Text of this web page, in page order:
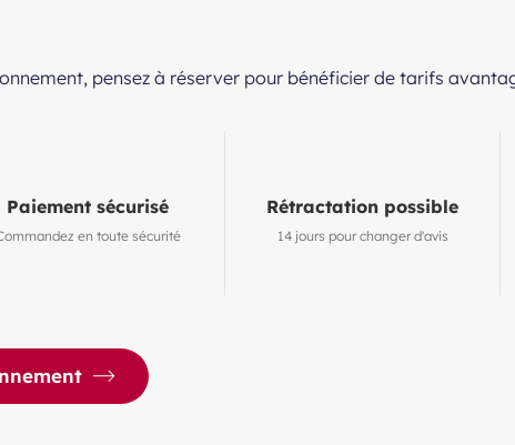
pensez à réserver pour bénéficier de tarifs
Paiement sécurisé
en toute sécurité
Rétractation possible
14 jours pour changer d'avis